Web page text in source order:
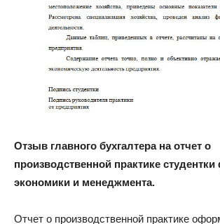
Отзыв главного бухгалтера на отчет о
производственной практике студентки
экономики и менеджмента.
Отчет о производственной практике